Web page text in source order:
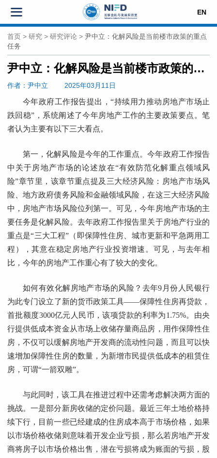
EN
首页 > 研究 > 研究评论 > 尹中立：化解风险是当前楼市政策的重点
任务
尹中立：化解风险是当前楼市政策的重点任务
作者 ：尹中立 2025年03月11日
今年政府工作报告提出，“持续用力推动房地产市场止
跌回稳”，系统阐述了今年房地产工作的主要政策要点。笔
者认为主要有以下三大看点。
第一，化解风险是今年的工作重点。今年政府工作报告
中关于房地产市场的论述放在“有效防范化解重点领域风
险”章节里，该章节重点提及三大经济风险：房地产市场风
险、地方政府债务风险和金融领域风险，在这三大经济风险
中，房地产市场风险位列第一。可见，今年房地产市场的主
要任务是化解风险。去年政府工作报告里关于房地产行业的
重点是“三大工程”（即保障性住房、城市更新和平急两用工
程），其意在稳定房地产行业投资增速。可见，与去年相
比，今年的房地产工作重心有了较大的变化。
如何有效化解房地产市场的风险？去年9月份人民银行
为此专门设立了新的货币政策工具——保障性住房再贷款，
首批额度3000亿元人民币，该项贷款的利率为1.75%。由央
行提供低成本资金从市场上收储存量商品房，用作保障性住
房，不仅可以缓解房地产开发商的流动性问题，而且可以快
速增加保障性住房的数量，为新增市民提供低成本的租赁住
房，可谓“一箭双雕”。
与此同时，该工具在推进过程中还需考虑解决两方面的
挑战。一是部分新房收储的定价问题。最近三年土地价格持
续下行，目前一些已经建成的住房成本高于市场价格，如果
以市场价格收储则意味着开发企业亏损，那么若房地产开发
商将房子以市场价格出售，潜在亏损将成为账面的亏损，股